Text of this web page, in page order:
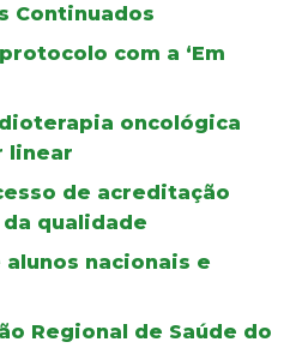
Continuados
com a ‘Em
oncológica
linear
de acreditação
qualidade
alunos nacionais e
Regional de Saúde do